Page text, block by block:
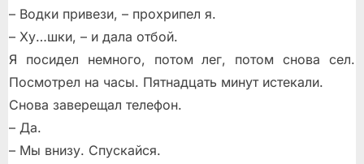
– Водки привези, – прохрипел я.
– Ху…шки, – и дала отбой.
Я посидел немного, потом лег, потом снова сел.
Посмотрел на часы. Пятнадцать минут истекали.
Снова заверещал телефон.
– Да.
– Мы внизу. Спускайся.